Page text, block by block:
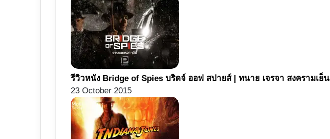
รีวิวหนัง Bridge of Spies บริดจ์ ออฟ สปายส์ | ทนาย เจรจา สงครามเย็น
23 October 2015